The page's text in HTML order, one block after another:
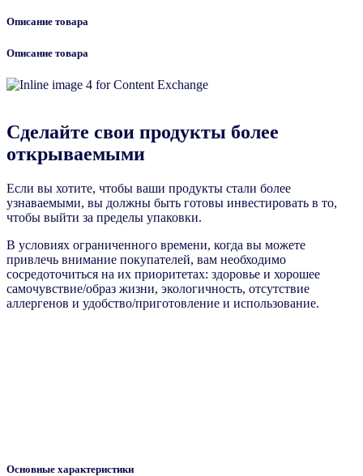
Описание товара
Описание товара
Сделайте свои продукты более
открываемыми
Если вы хотите, чтобы ваши продукты стали более
узнаваемыми, вы должны быть готовы инвестировать в то,
чтобы выйти за пределы упаковки.
В условиях ограниченного времени, когда вы можете
привлечь внимание покупателей, вам необходимо
сосредоточиться на их приоритетах: здоровье и хорошее
самочувствие/образ жизни, экологичность, отсутствие
аллергенов и удобство/приготовление и использование.
Основные характеристики